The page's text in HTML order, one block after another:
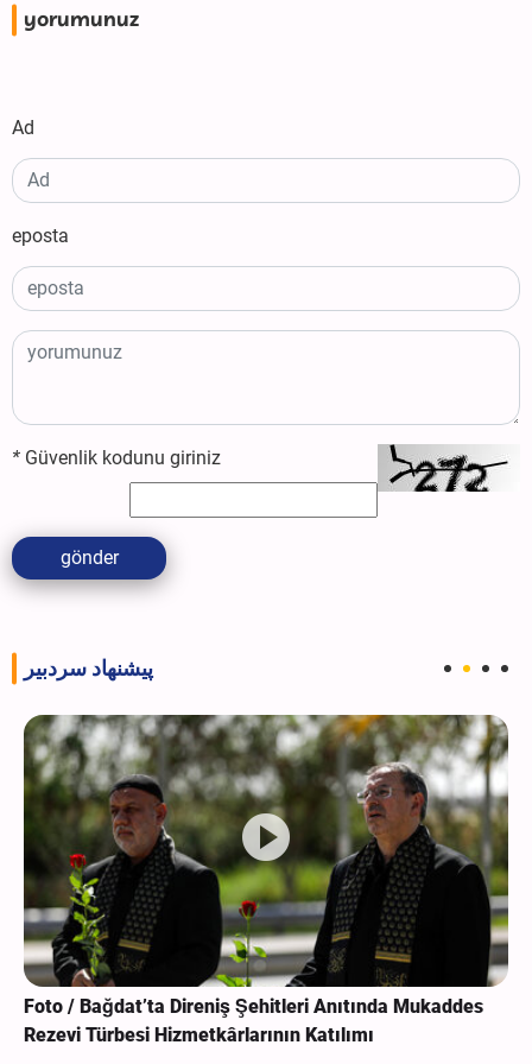
yorumunuz
Ad
eposta
* Güvenlik kodunu giriniz
gönder
پیشنهاد سردبیر
Foto / Bağdat’ta Direniş Şehitleri Anıtında Mukaddes
Rezevi Türbesi Hizmetkârlarının Katılımı